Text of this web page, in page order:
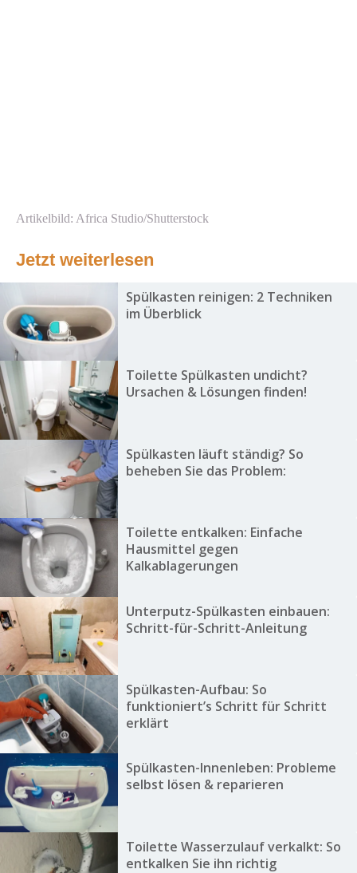
Artikelbild: Africa Studio/Shutterstock
Jetzt weiterlesen
Spülkasten reinigen: 2 Techniken
im Überblick
Toilette Spülkasten undicht?
Ursachen & Lösungen finden!
Spülkasten läuft ständig? So
beheben Sie das Problem:
Toilette entkalken: Einfache
Hausmittel gegen
Kalkablagerungen
Unterputz-Spülkasten einbauen:
Schritt-für-Schritt-Anleitung
Spülkasten-Aufbau: So
funktioniert’s Schritt für Schritt
erklärt
Spülkasten-Innenleben: Probleme
selbst lösen & reparieren
Toilette Wasserzulauf verkalkt: So
entkalken Sie ihn richtig